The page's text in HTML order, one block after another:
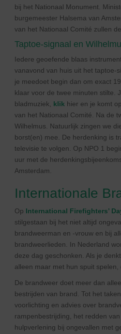
bij het Nationaal Monument.
burgemeester Halsema van
van het Nationaal Comité zullen
Taptoe-signaal en
Iedere geoefende blaas
vanavond van huis uit het taptoe-
je meedoet begin dan om exact
klaar voor de twee minuten stilte.
bladmuziek, klik hier en je komt
van het Nationaal Comité. Na de
Wilhelmus. Natuurlijk zingen we
borst(en) mee. De herdenking is
televisie te volgen. Op NPO 1
uur met de
Amsterdam.
Internationale
Op International Firefighters’
stilgestaan bij het niet altijd
brandweerman en -vrouw en bij
brandweerlieden. In Nederland
deze dag geschonken. Als je
alleen maar met hun spuit spelen,
De brandweer doet meer dan
bestrijden van brand. Tot het
voorlichting en advies over
rampenbestrijding, het redden
hulpverlening bij ongevallen met